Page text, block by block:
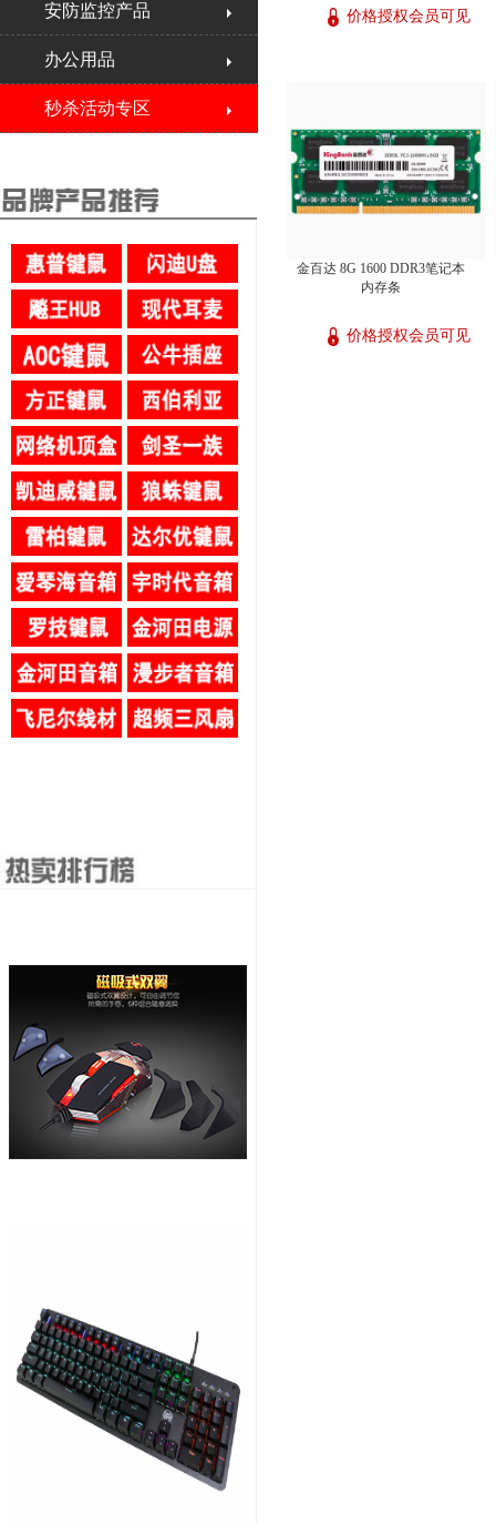
安防监控产品
办公用品
秒杀活动专区
价格授权会员可见
金百达 8G 1600 DDR3笔记本
内存条
价格授权会员可见